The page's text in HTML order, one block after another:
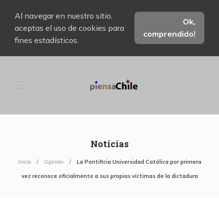
Al navegar en nuestro sitio,
aceptas el uso de cookies para
fines estadísticos.
Ok,
comprendido!
Noticias
Inicio Opinión La Pontificia Universidad Católica por primera
vez reconoce oficialmente a sus propias víctimas de la dictadura